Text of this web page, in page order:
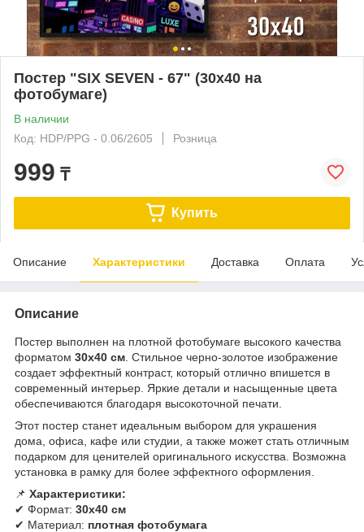
Постер "SIX SEVEN - 67" (30х40 на
фотобумаге)
В наличии
Код: HDP/PPG - 0.06/2605
Розница
999 ₸
Купить
Описание Характеристики Доставка Оплата
Описание
Постер выполнен на плотной фотобумаге высокого качества
форматом 30х40 см . Стильное черно-золотое изображение
создает эффектный контраст, который отлично впишется в
современный интерьер. Яркие детали и насыщенные цвета
обеспечиваются благодаря высокоточной печати.
Этот постер станет идеальным выбором для украшения
дома, офиса, кафе или студии, а также может стать отличным
подарком для ценителей оригинального искусства. Возможна
установка в рамку для более эффектного оформления.
📌 Характеристики:
✔ Формат: 30х40 см
✔ Материал: плотная фотобумага